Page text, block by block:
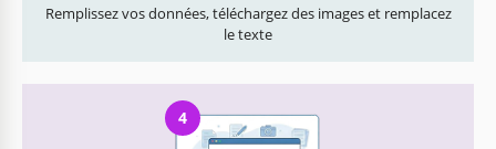
Remplissez vos données, téléchargez des images et remplacez
le texte
4